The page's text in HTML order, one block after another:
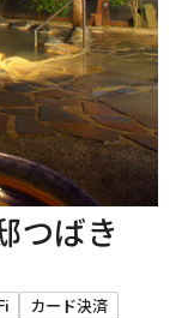
つばき
カード決済